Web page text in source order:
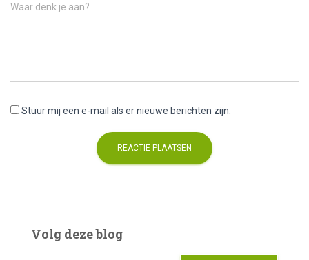
Waar denk je aan?
Stuur mij een e-mail als er nieuwe berichten zijn.
Volg deze blog